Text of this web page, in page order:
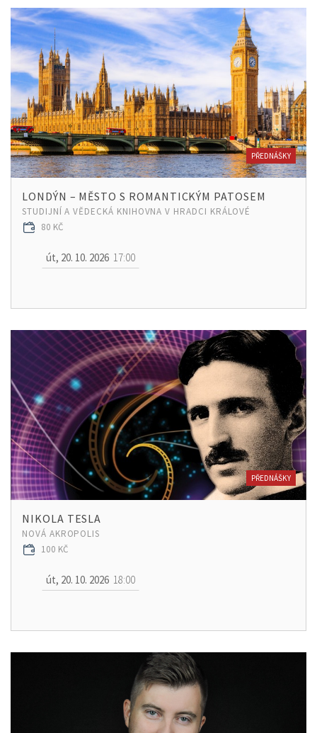
PŘEDNÁŠKY
LONDÝN – MĚSTO S ROMANTICKÝM PATOSEM
STUDIJNÍ A VĚDECKÁ KNIHOVNA V HRADCI KRÁLOVÉ
80 KČ
út, 20. 10. 2026 17:00
PŘEDNÁŠKY
NIKOLA TESLA
NOVÁ AKROPOLIS
100 KČ
út, 20. 10. 2026 18:00